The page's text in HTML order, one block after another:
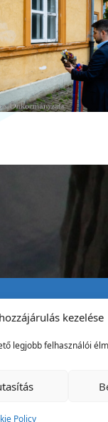
kezelése
legjobb felhasználói
Policy
Kossuth tér 1.
34 / 587 078